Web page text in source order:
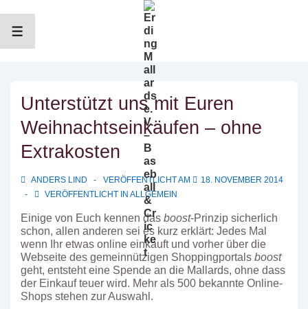
InhaltMENÜ
Unterstützt uns mit Euren
Weihnachtseinkäufen – ohne
Extrakosten
ANDERS LIND VERÖFFENTLICHT AM
18. NOVEMBER 2014
VERÖFFENTLICHT IN ALLGEMEIN
Einige von Euch kennen das boost-Prinzip sicherlich
schon, allen anderen sei es kurz erklärt: Jedes Mal
wenn Ihr etwas online einkauft und vorher über die
Webseite des gemeinnützigen Shoppingportals boost
geht, entsteht eine Spende an die Mallards, ohne dass
der Einkauf teuer wird. Mehr als 500 bekannte Online-
Shops stehen zur Auswahl.